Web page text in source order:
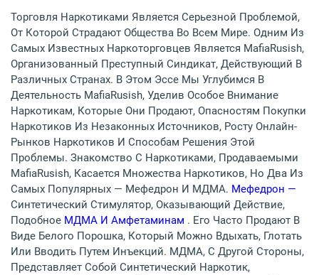
Торговля Наркотиками Является Серьезной Проблемой,
От Которой Страдают Общества Во Всем Мире. Одним Из
Самых Известных Наркоторговцев Является MafiaRusish,
Организованный Преступный Синдикат, Действующий В
Различных Странах. В Этом Эссе Мы Углубимся В
Деятельность MafiaRusish, Уделив Особое Внимание
Наркотикам, Которые Они Продают, Опасностям Покупки
Наркотиков Из Незаконных Источников, Росту Онлайн-
Рынков Наркотиков И Способам Решения Этой
Проблемы. Знакомство С Наркотиками, Продаваемыми
MafiaRusish, Касается Множества Наркотиков, Но Два Из
Самых Популярных — Мефедрон И МДМА. Мефедрон —
Синтетический Стимулятор, Оказывающий Действие,
Подобное МДМА И Амфетаминам . Его Часто Продают В
Виде Белого Порошка, Который Можно Вдыхать, Глотать
Или Вводить Путем Инъекций. МДМА, С Другой Стороны,
Представляет Собой Синтетический Наркотик,